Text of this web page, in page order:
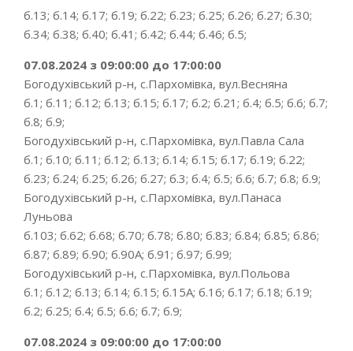
б.13; б.14; б.17; б.19; б.22; б.23; б.25; б.26; б.27; б.30;
б.34; б.38; б.40; б.41; б.42; б.44; б.46; б.5;
07.08.2024 з 09:00:00 до 17:00:00
Богодухівський р-н, с.Пархомівка, вул.Весняна
б.1; б.11; б.12; б.13; б.15; б.17; б.2; б.21; б.4; б.5; б.6; б.7;
б.8; б.9;
Богодухівський р-н, с.Пархомівка, вул.Павла Сала
б.1; б.10; б.11; б.12; б.13; б.14; б.15; б.17; б.19; б.22;
б.23; б.24; б.25; б.26; б.27; б.3; б.4; б.5; б.6; б.7; б.8; б.9;
Богодухівський р-н, с.Пархомівка, вул.Панаса
Луньова
б.103; б.62; б.68; б.70; б.78; б.80; б.83; б.84; б.85; б.86;
б.87; б.89; б.90; б.90А; б.91; б.97; б.99;
Богодухівський р-н, с.Пархомівка, вул.Польова
б.1; б.12; б.13; б.14; б.15; б.15А; б.16; б.17; б.18; б.19;
б.2; б.25; б.4; б.5; б.6; б.7; б.9;
07.08.2024 з 09:00:00 до 17:00:00